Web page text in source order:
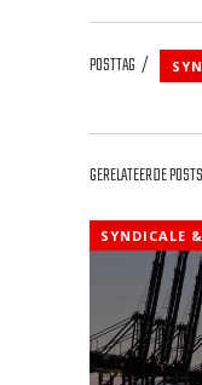
POSTTAG
GERELATEERDE POSTS
SYNDICALE